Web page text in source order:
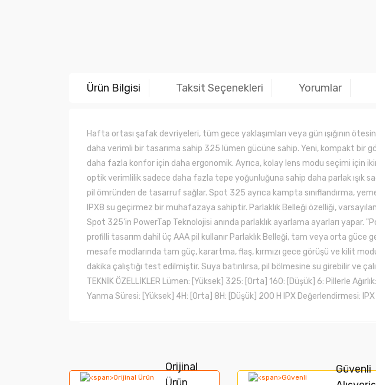
Ürün Bilgisi Taksit Seçenekleri Yorumlar
Hafta ortası şafak devriyeleri, tüm gece yaklaşımları veya gün ışığının
daha verimli bir tasarıma sahip 325 lümen gücüne sahip. Yeni, kompakt bir
daha fazla konfor için daha ergonomik. Ayrıca, kolay lens modu seçimi için
optik verimlilik sadece daha fazla tepe yoğunluğuna sahip daha parlak ışık
pil ömründen de tasarruf sağlar. Spot 325 ayrıca kampta sınıflandırma,
IPX8 su geçirmez bir muhafazaya sahiptir. Parlaklık Belleği özelliği,
Spot 325'in PowerTap Teknolojisi anında parlaklık ayarlama ayarları yapar.
profilli tasarım dahil üç AAA pil kullanır Parlaklık Belleği, tam veya orta güce
mesafe modlarında tam güç, karartma, flaş, kırmızı gece görüşü ve kilit
dakika çalıştığı test edilmiştir. Suya batırılırsa, pil bölmesine su girebilir ve
TEKNİK ÖZELLİKLER Lümen: [Yüksek] 325: [Orta] 160: [Düşük] 6: Pillerle
Yanma Süresi: [Yüksek] 4H: [Orta] 8H: [Düşük] 200 H IPX Değerlendirmesi:
Bu ürüne
Görüş ve önerileriniz için teşekkür ederiz.
Orijinal
Ürün
Güvenli